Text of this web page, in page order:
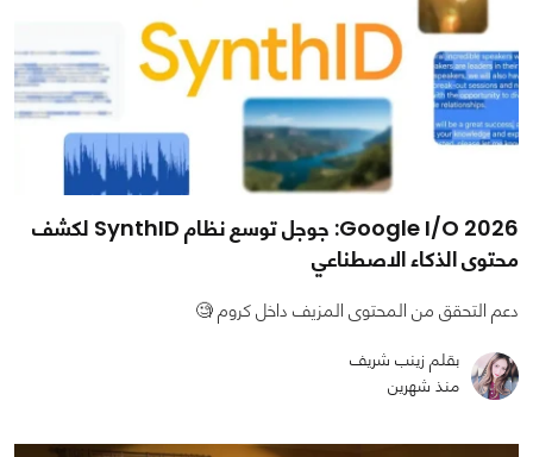
Google I/O 2026: جوجل توسع نظام SynthID لكشف
محتوى الذكاء الاصطناعي
دعم التحقق من المحتوى المزيف داخل كروم 🧐
بقلم زينب شريف
منذ شهرين